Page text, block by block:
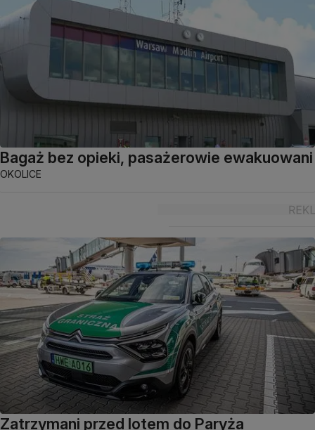
Bagaż bez opieki, pasażerowie ewakuowani
OKOLICE
Zatrzymani przed lotem do Paryża